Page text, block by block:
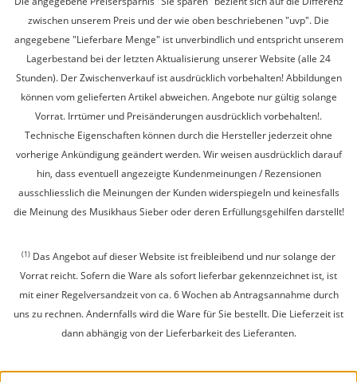
zwischen unserem Preis und der wie oben beschriebenen "uvp". Die
angegebene "Lieferbare Menge" ist unverbindlich und entspricht unserem
Lagerbestand bei der letzten Aktualisierung unserer Website (alle 24
Stunden). Der Zwischenverkauf ist ausdrücklich vorbehalten! Abbildungen
können vom gelieferten Artikel abweichen. Angebote nur gültig solange
Vorrat. Irrtümer und Preisänderungen ausdrücklich vorbehalten!.
Technische Eigenschaften können durch die Hersteller jederzeit ohne
vorherige Ankündigung geändert werden. Wir weisen ausdrücklich darauf
hin, dass eventuell angezeigte Kundenmeinungen / Rezensionen
ausschliesslich die Meinungen der Kunden widerspiegeln und keinesfalls
die Meinung des Musikhaus Sieber oder deren Erfüllungsgehilfen darstellt!
(1) Das Angebot auf dieser Website ist freibleibend und nur solange der
Vorrat reicht. Sofern die Ware als sofort lieferbar gekennzeichnet ist, ist
mit einer Regelversandzeit von ca. 6 Wochen ab Antragsannahme durch
uns zu rechnen. Andernfalls wird die Ware für Sie bestellt. Die Lieferzeit ist
dann abhängig von der Lieferbarkeit des Lieferanten.